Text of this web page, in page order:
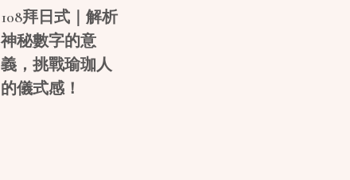
108拜日式｜解析
神秘數字的意
義，挑戰瑜珈人
的儀式感！